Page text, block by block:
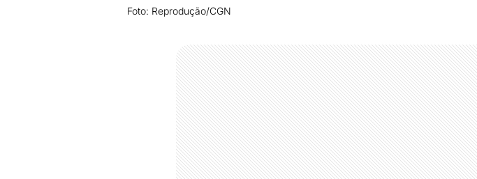
Foto: Reprodução/CGN